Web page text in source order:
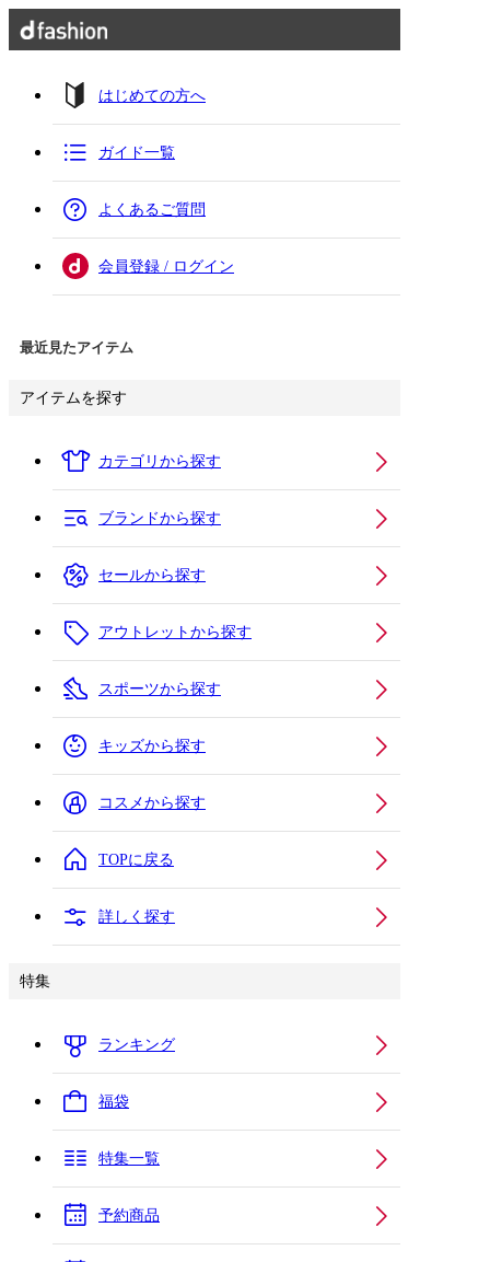
はじめての方へ
ガイド一覧
よくあるご質問
会員登録 / ログイン
最近見たアイテム
アイテムを探す
カテゴリから探す
ブランドから探す
セールから探す
アウトレットから探す
スポーツから探す
キッズから探す
コスメから探す
TOPに戻る
詳しく探す
特集
ランキング
福袋
特集一覧
予約商品